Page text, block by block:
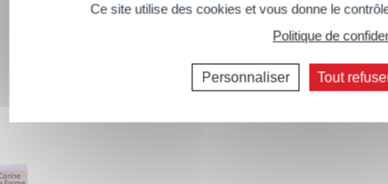
Commentaires
Vous aimerez
Ce site utilise des cookies et vous donne le
Politique de
Personnaliser Tout